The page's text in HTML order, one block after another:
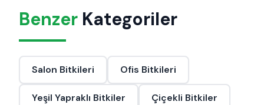
Benzer Kategoriler
Salon Bitkileri Ofis Bitkileri
Yeşil Yapraklı Bitkiler Çiçekli Bitkiler